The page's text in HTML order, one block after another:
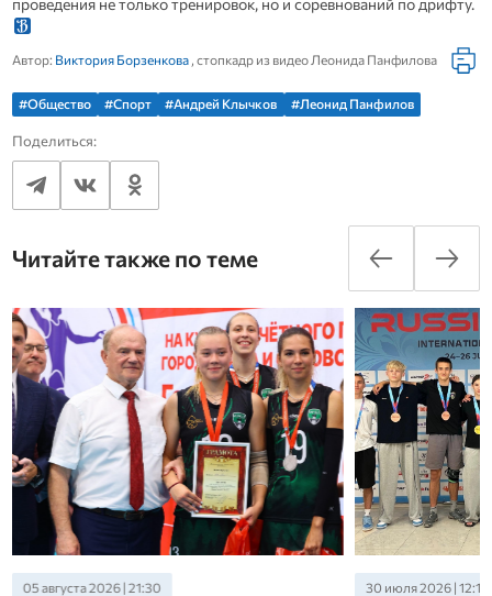
проведения не только тренировок, но и соревнований по дрифту.
Автор: Виктория Борзенкова, стопкадр из видео Леонида Панфилова
#Общество #Спорт #Андрей Клычков #Леонид Панфилов
Поделиться:
Читайте также по теме
05 августа 2026 | 21:30 30 июля 2026 | 12:10